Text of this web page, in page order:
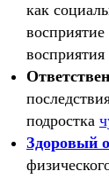
как
подростка
Здоровый